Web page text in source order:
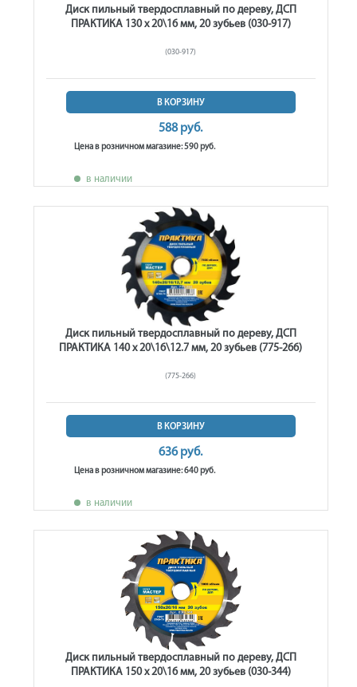
Диск пильный твердосплавный по дереву, ДСП
ПРАКТИКА 130 х 20\16 мм, 20 зубьев (030-917)
(030-917)
В КОРЗИНУ
588 руб.
Цена в розничном магазине: 590 руб.
в наличии
Диск пильный твердосплавный по дереву, ДСП
ПРАКТИКА 140 х 20\16\12.7 мм, 20 зубьев (775-266)
(775-266)
В КОРЗИНУ
636 руб.
Цена в розничном магазине: 640 руб.
в наличии
Диск пильный твердосплавный по дереву, ДСП
ПРАКТИКА 150 х 20\16 мм, 20 зубьев (030-344)